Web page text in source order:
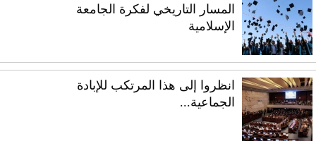
المسار التاريخي لفكرة الجامعة
الإسلامية
انظروا إلى هذا المرتكب للإبادة
الجماعية...